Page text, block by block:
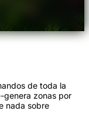
de toda la
zonas por
nada sobre